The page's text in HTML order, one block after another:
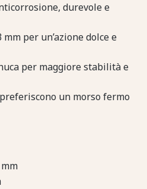
durevole e
per un’azione dolce e
per maggiore stabilità e
un morso fermo